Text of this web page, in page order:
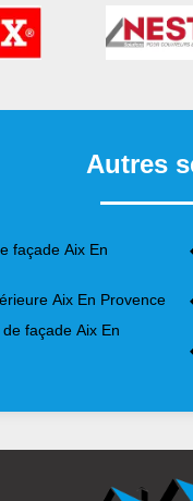
Autres
façade Aix En
Aix En Provence
façade Aix En